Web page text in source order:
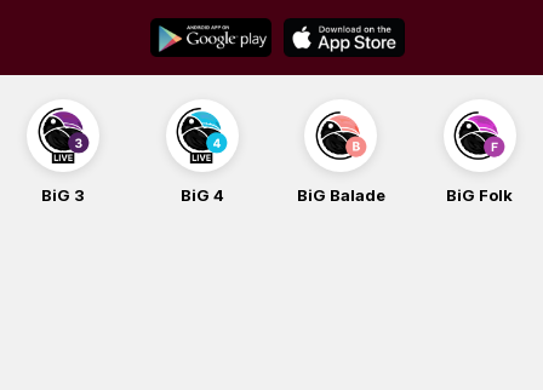
content
BiG 3 BiG 4 BiG Balade BiG Folk